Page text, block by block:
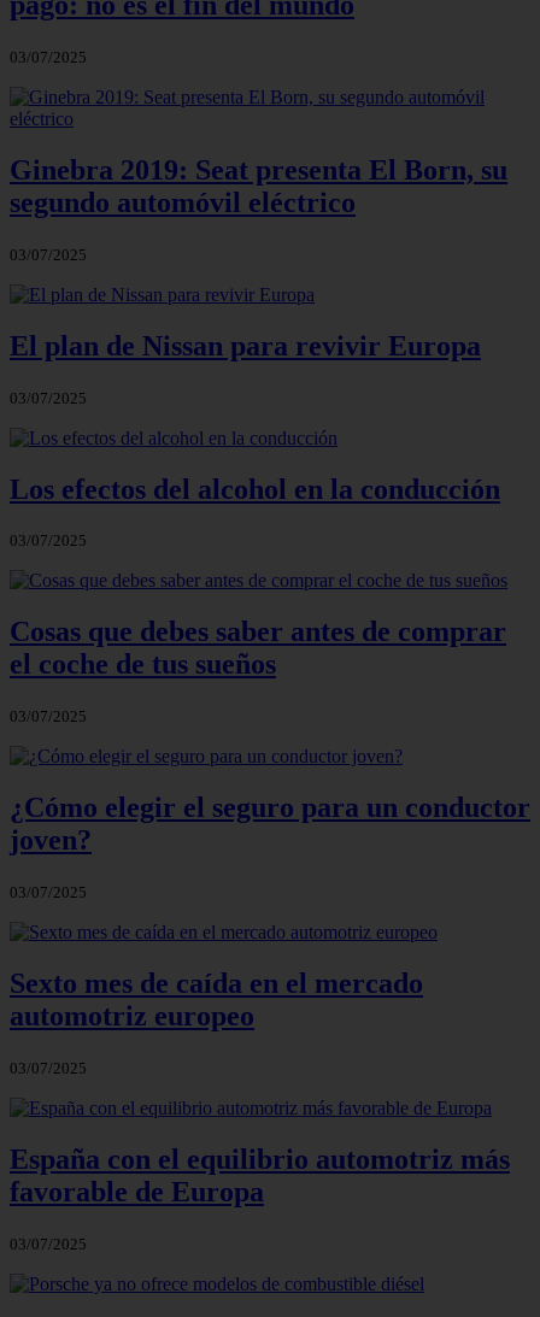
03/07/2025
Ginebra 2019: Seat presenta El Born, su
segundo automóvil eléctrico
03/07/2025
El plan de Nissan para revivir Europa
03/07/2025
Los efectos del alcohol en la conducción
03/07/2025
Cosas que debes saber antes de comprar
el coche de tus sueños
03/07/2025
¿Cómo elegir el seguro para un conductor
joven?
03/07/2025
Sexto mes de caída en el mercado
automotriz europeo
03/07/2025
España con el equilibrio automotriz más
favorable de Europa
03/07/2025